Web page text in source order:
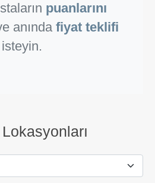
puanlarını
anında fiyat teklifi
isteyin.